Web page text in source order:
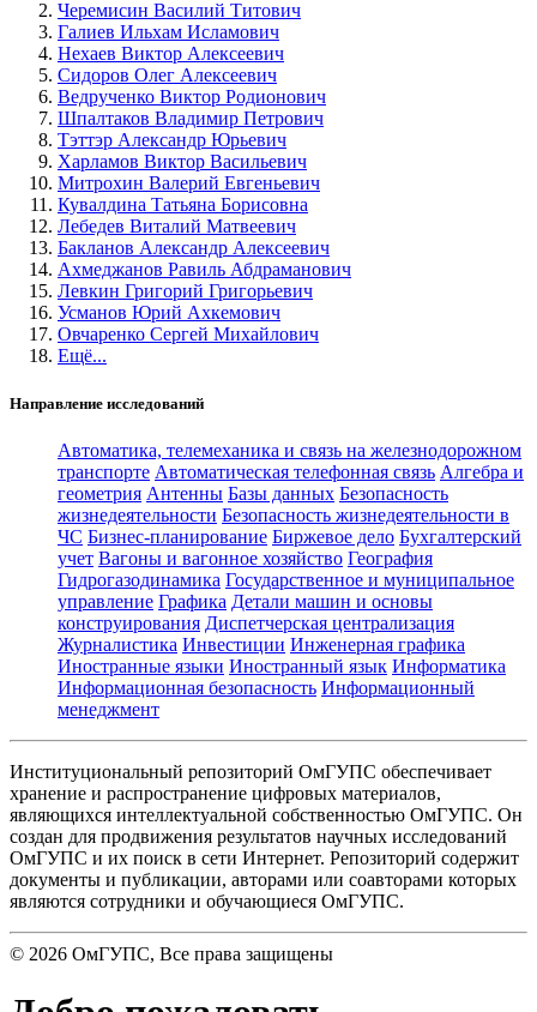
Черемисин Василий Титович
Галиев Ильхам Исламович
Нехаев Виктор Алексеевич
Сидоров Олег Алексеевич
Ведрученко Виктор Родионович
Шпалтаков Владимир Петрович
Тэттэр Александр Юрьевич
Харламов Виктор Васильевич
Митрохин Валерий Евгеньевич
Кувалдина Татьяна Борисовна
Лебедев Виталий Матвеевич
Бакланов Александр Алексеевич
Ахмеджанов Равиль Абдраманович
Левкин Григорий Григорьевич
Усманов Юрий Ахкемович
Овчаренко Сергей Михайлович
Ещё...
Направление исследований
Автоматика, телемеханика и связь на железнодорожном
транспорте Автоматическая телефонная связь Алгебра и
геометрия Антенны Базы данных Безопасность
жизнедеятельности Безопасность жизнедеятельности в
ЧС Бизнес-планирование Биржевое дело Бухгалтерский
учет Вагоны и вагонное хозяйство География
Гидрогазодинамика Государственное и муниципальное
управление Графика Детали машин и основы
конструирования Диспетчерская централизация
Журналистика Инвестиции Инженерная графика
Иностранные языки Иностранный язык Информатика
Информационная безопасность Информационный
менеджмент
Институциональный репозиторий ОмГУПС обеспечивает
хранение и распространение цифровых материалов,
являющихся интеллектуальной собственностью ОмГУПС. Он
создан для продвижения результатов научных исследований
ОмГУПС и их поиск в сети Интернет. Репозиторий содержит
документы и публикации, авторами или соавторами которых
являются сотрудники и обучающиеся ОмГУПС.
© 2026 ОмГУПС, Все права защищены